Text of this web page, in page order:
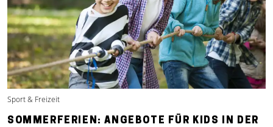
Sport & Freizeit
SOMMERFERIEN: ANGEBOTE FÜR KIDS IN DER